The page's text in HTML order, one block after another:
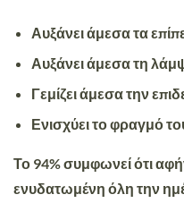
Αυξάνει άμεσα τα
Αυξάνει άμεσα τη
Γεμίζει άμεσα την
Ενισχύει το φραγμό
Το 94% συμφωνεί ότι
ενυδατωμένη όλη την